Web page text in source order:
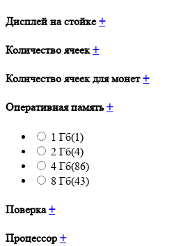
Дисплей на стойке+
Количество ячеек+
Количество ячеек для монет+
Оперативная память+
1 Гб(1)
2 Гб(4)
4 Гб(86)
8 Гб(43)
Поверка+
Процессор +